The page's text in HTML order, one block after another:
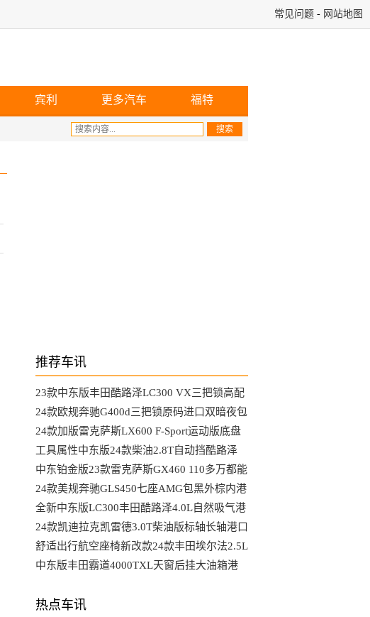
常见问题 - 网站地图
宾利 更多汽车 福特
推荐车讯
23款中东版丰田酷路泽LC300 VX三把锁高配
都选装哪些配置
24款欧规奔驰G400d三把锁原码进口双暗夜包
AMG港口最新行情
24款加版雷克萨斯LX600 F-Sport运动版底盘
升降马克音响港口行情
工具属性中东版24款柴油2.8T自动挡酷路泽
LC76硬派越野车
中东铂金版23款雷克萨斯GX460 110多万都能
选到哪些配置
24款美规奔驰GLS450七座AMG包黑外棕内港
口最具性价比车型
全新中东版LC300丰田酷路泽4.0L自然吸气港
口行情降到底了吗
24款凯迪拉克凯雷德3.0T柴油版标轴长轴港口
最新行情参数
舒适出行航空座椅新改款24款丰田埃尔法2.5L
混动版天津大库行情
中东版丰田霸道4000TXL天窗后挂大油箱港
热点车讯